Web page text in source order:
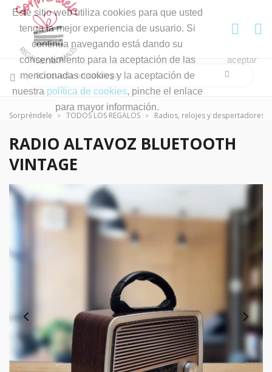
Este sitio web utiliza cookies para que usted
tenga la mejor experiencia de usuario. Si
continúa navegando está dando su
consentimiento para la aceptación de las
mencionadas cookies y la aceptación de
nuestra política de cookies, pinche el enlace
para mayor información.
aceptar
Sorpréndele TODOS LOS REGALOS Radios, relojes y despertadores
RADIO ALTAVOZ BLUETOOTH
VINTAGE